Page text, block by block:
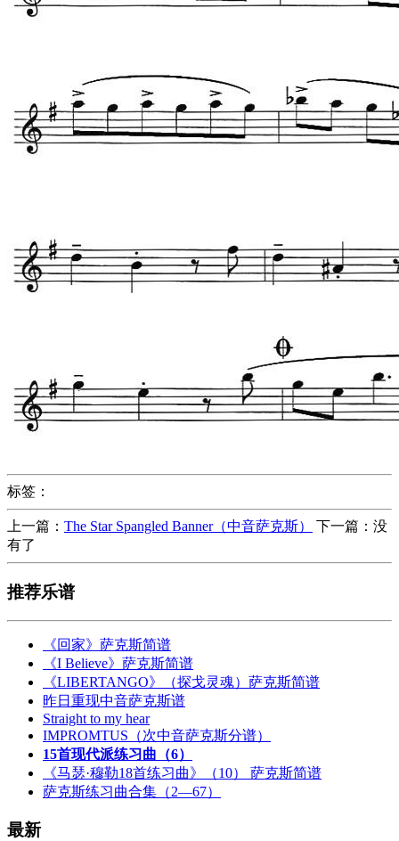
标签：
上一篇： The Star Spangled Banner（中音萨克斯）
下一篇：没
有了
推荐乐谱
《回家》萨克斯简谱
《I Believe》萨克斯简谱
《LIBERTANGO》（探戈灵魂）萨克斯简谱
昨日重现中音萨克斯谱
Straight to my hear
IMPROMTUS（次中音萨克斯分谱）
15首现代派练习曲（6）
《马瑟·穆勒18首练习曲》（10） 萨克斯简谱
萨克斯练习曲合集（2—67）
最新